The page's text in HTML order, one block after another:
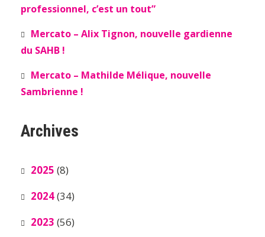
professionnel, c’est un tout”
Mercato – Alix Tignon, nouvelle gardienne
du SAHB !
Mercato – Mathilde Mélique, nouvelle
Sambrienne !
Archives
2025 (8)
2024(34)
2023 (56)